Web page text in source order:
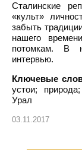
Сталинские
«культ»
забыть
нашего
потомкам. В
интервью.
Ключевые
устои;
Урал
03.11.2017